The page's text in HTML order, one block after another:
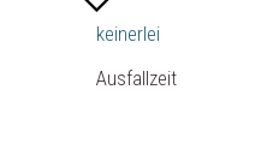
keinerlei
Ausfallzeit